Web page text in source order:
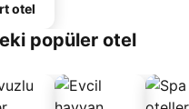
otel
popüler otel